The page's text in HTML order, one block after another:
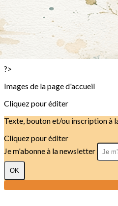
Inscription Stage Enfant
Stages Adultes et ou Ados
Inscription Stage Adulte
Stage Famille
Inscription Stage Famille
?>
Images de la page d'accueil
Cliquez pour éditer
Texte, bouton et/ou inscription à
Cliquez pour éditer
Je m'abonne à la newsletter
OK